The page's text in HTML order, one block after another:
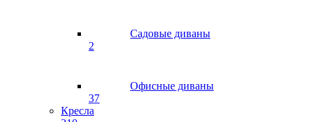
Садовые диваны
2
Офисные диваны
37
Кресла